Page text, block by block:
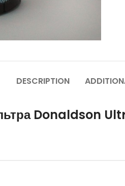
DESCRIPTION
Donaldson